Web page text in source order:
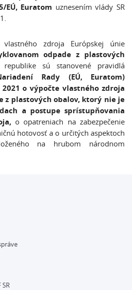
EÚ, Euratom uznesením vlády SR
zdroja Európskej únie
odpade z plastových
sú stanovené pravidlá
Rady (EÚ, Euratom)
o výpočte vlastného zdroja
z plastových obalov, ktorý nie je
a postupe sprístupňovania
o opatreniach na zabezpečenie
hotovosť a o určitých aspektoch
na hrubom národnom